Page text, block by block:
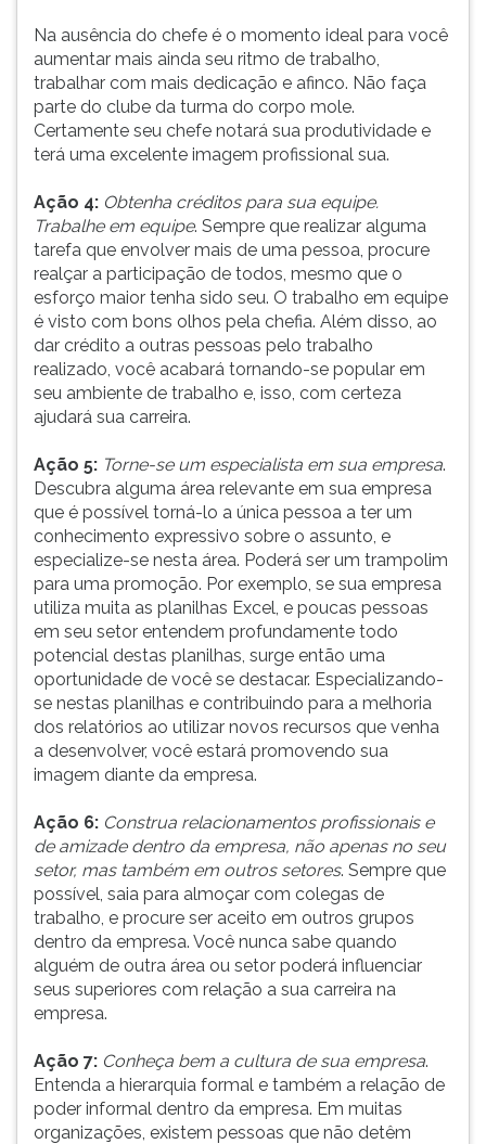
Na ausência do chefe é o momento ideal para você
aumentar mais ainda seu ritmo de trabalho,
trabalhar com mais dedicação e afinco. Não faça
parte do clube da turma do corpo mole.
Certamente seu chefe notará sua produtividade e
terá uma excelente imagem profissional sua.
Ação 4: Obtenha créditos para sua equipe.
Trabalhe em equipe. Sempre que realizar alguma
tarefa que envolver mais de uma pessoa, procure
realçar a participação de todos, mesmo que o
esforço maior tenha sido seu. O trabalho em equipe
é visto com bons olhos pela chefia. Além disso, ao
dar crédito a outras pessoas pelo trabalho
realizado, você acabará tornando-se popular em
seu ambiente de trabalho e, isso, com certeza
ajudará sua carreira.
Ação 5: Torne-se um especialista em sua empresa.
Descubra alguma área relevante em sua empresa
que é possível torná-lo a única pessoa a ter um
conhecimento expressivo sobre o assunto, e
especialize-se nesta área. Poderá ser um trampolim
para uma promoção. Por exemplo, se sua empresa
utiliza muita as planilhas Excel, e poucas pessoas
em seu setor entendem profundamente todo
potencial destas planilhas, surge então uma
oportunidade de você se destacar. Especializando-
se nestas planilhas e contribuindo para a melhoria
dos relatórios ao utilizar novos recursos que venha
a desenvolver, você estará promovendo sua
imagem diante da empresa.
Ação 6: Construa relacionamentos profissionais e
de amizade dentro da empresa, não apenas no seu
setor, mas também em outros setores. Sempre que
possível, saia para almoçar com colegas de
trabalho, e procure ser aceito em outros grupos
dentro da empresa. Você nunca sabe quando
alguém de outra área ou setor poderá influenciar
seus superiores com relação a sua carreira na
empresa.
Ação 7: Conheça bem a cultura de sua empresa.
Entenda a hierarquia formal e também a relação de
poder informal dentro da empresa. Em muitas
organizações, existem pessoas que não detêm